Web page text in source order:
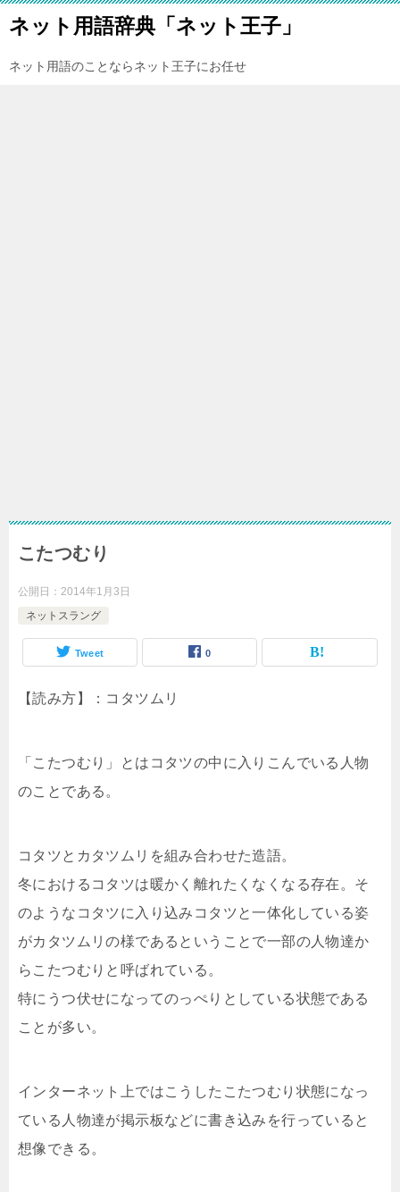
ネット用語辞典「ネット王子」
ネット用語のことならネット王子にお任せ
こたつむり
公開日： 2014年1月3日
ネットスラング
Tweet 0
【読み方】：コタツムリ
「こたつむり」とはコタツの中に入りこんでいる人物
のことである。
コタツとカタツムリを組み合わせた造語。
冬におけるコタツは暖かく離れたくなくなる存在。そ
のようなコタツに入り込みコタツと一体化している姿
がカタツムリの様であるということで一部の人物達か
らこたつむりと呼ばれている。
特にうつ伏せになってのっぺりとしている状態である
ことが多い。
インターネット上ではこうしたこたつむり状態になっ
ている人物達が掲示板などに書き込みを行っていると
想像できる。